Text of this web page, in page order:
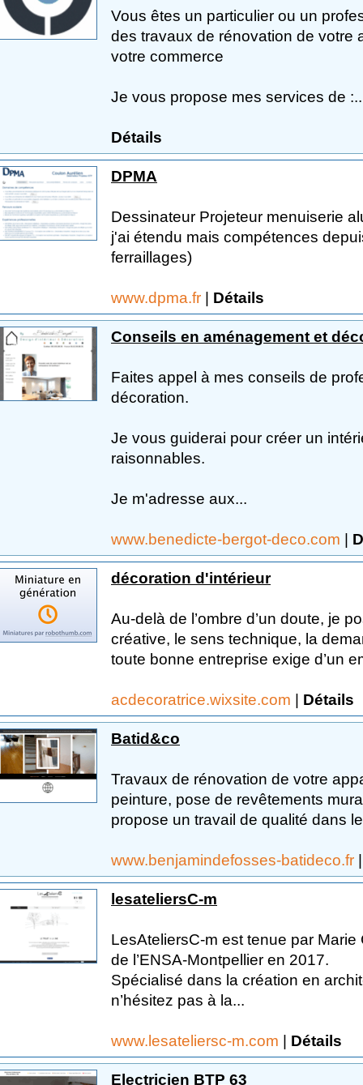
Vous êtes un particulier ou un
des travaux de rénovation de votre
votre commerce
Je vous propose mes services de
Détails
DPMA
Dessinateur Projeteur menuiserie
j'ai étendu mais compétences
ferraillages)
www.dpma.fr | Détails
Conseils en aménagement et
Faites appel à mes conseils de
décoration.
Je vous guiderai pour créer un
raisonnables.
Je m'adresse aux...
www.benedicte-bergot-deco.com |
décoration d'intérieur
Au-delà de l’ombre d’un doute, je
créative, le sens technique, la
toute bonne entreprise exige d’un
acdecoratrice.wixsite.com | Détails
Batid&co
Travaux de rénovation de votre
peinture, pose de revêtements
propose un travail de qualité dans
www.benjamindefosses-batideco.fr
lesateliersC-m
LesAteliersC-m est tenue par
de l’ENSA-Montpellier en 2017.
Spécialisé dans la création en
n’hésitez pas à la...
www.lesateliersc-m.com | Détails
Electricien BTP 63